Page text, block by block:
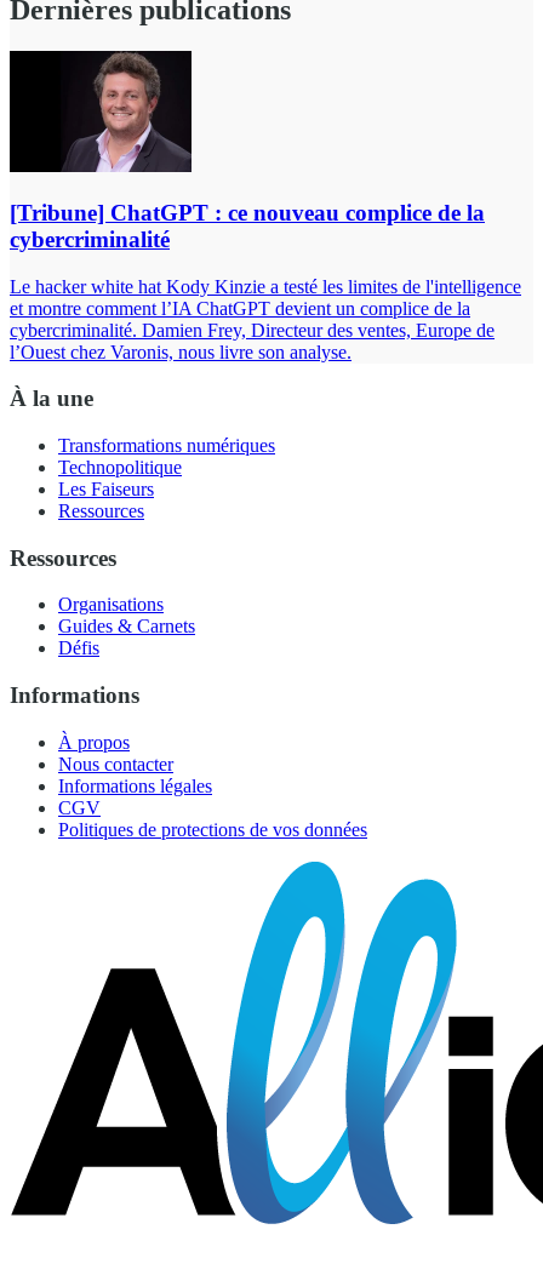
Dernières publications
[Tribune] ChatGPT : ce nouveau complice de la
cybercriminalité
Le hacker white hat Kody Kinzie a testé les limites de l'intelligence
et montre comment l’IA ChatGPT devient un complice de la
cybercriminalité. Damien Frey, Directeur des ventes, Europe de
l’Ouest chez Varonis, nous livre son analyse.
À la une
Transformations numériques
Technopolitique
Les Faiseurs
Ressources
Ressources
Organisations
Guides & Carnets
Défis
Informations
À propos
Nous contacter
Informations légales
CGV
Politiques de protections de vos données